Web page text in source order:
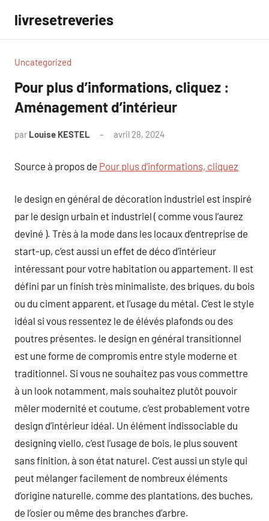
contenu
livresetreveries
Uncategorized
Pour plus d’informations, cliquez :
Aménagement d’intérieur
par Louise KESTEL avril 28, 2024
Source à propos de Pour plus d’informations, cliquez
le design en général de décoration industriel est inspiré
par le design urbain et industriel ( comme vous l’aurez
deviné ). Très à la mode dans les locaux d’entreprise de
start-up, c’est aussi un effet de déco d’intérieur
intéressant pour votre habitation ou appartement. Il est
défini par un finish très minimaliste, des briques, du bois
ou du ciment apparent, et l’usage du métal. C’est le style
idéal si vous ressentez le de élévés plafonds ou des
poutres présentes. le design en général transitionnel
est une forme de compromis entre style moderne et
traditionnel. Si vous ne souhaitez pas vous commettre
à un look notamment, mais souhaitez plutôt pouvoir
mêler modernité et coutume, c’est probablement votre
design d’intérieur idéal. Un élément indissociable du
designing viello, c’est l’usage de bois, le plus souvent
sans finition, à son état naturel. C’est aussi un style qui
peut mélanger facilement de nombreux éléments
d’origine naturelle, comme des plantations, des buches,
de l’osier ou même des branches d’arbre.